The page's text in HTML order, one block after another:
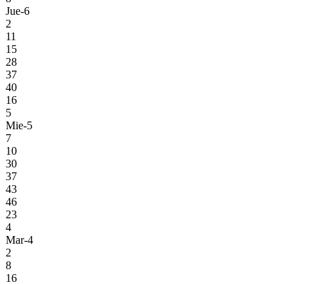
Jue-6
2
11
15
28
37
40
16
5
Mie-5
7
10
30
37
43
46
23
4
Mar-4
2
8
16